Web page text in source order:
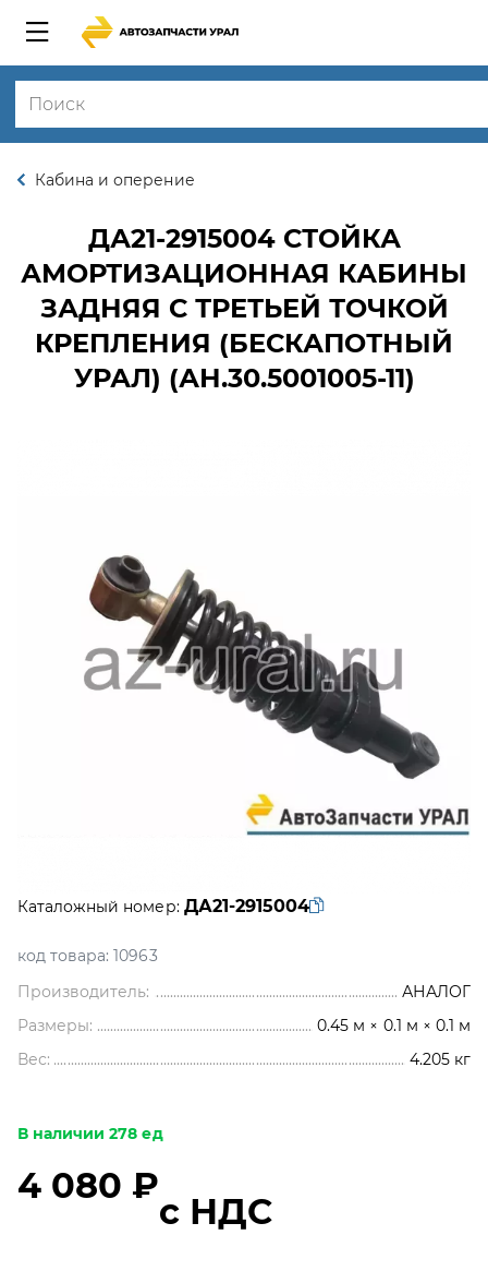
Кабина и оперение
ДА21-2915004СТОЙКА
АМОРТИЗАЦИОННАЯ КАБИНЫ
ЗАДНЯЯ С ТРЕТЬЕЙ ТОЧКОЙ
КРЕПЛЕНИЯ (БЕСКАПОТНЫЙ
УРАЛ) (АН.30.5001005-11)
Каталожный номер: ДА21-2915004
код товара: 10963
Производитель:
АНАЛОГ
Размеры:
0.45 м × 0.1 м × 0.1 м
Вес:
4.205 кг
В наличии 278 ед
4 080 ₽
с НДС